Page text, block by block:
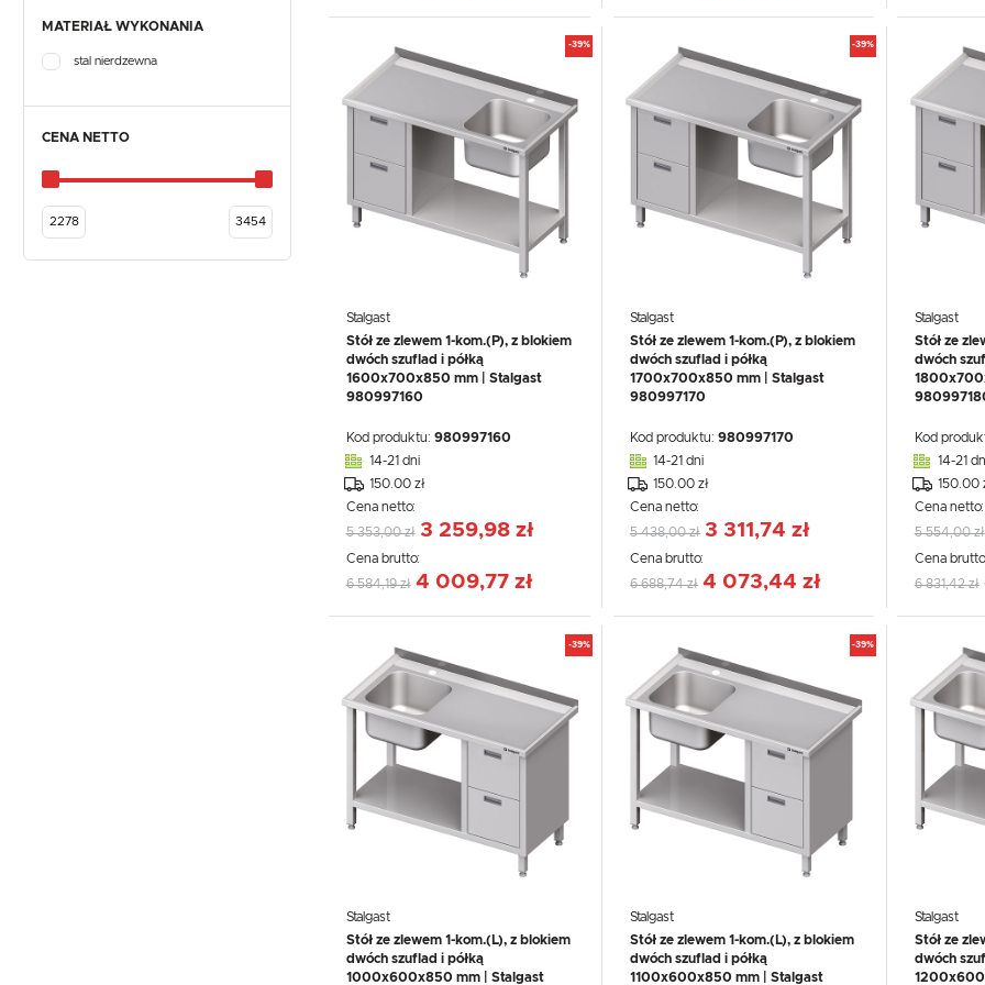
MATERIAŁ WYKONANIA
stal nierdzewna
CENA NETTO
-39%
Stalgast
Stół ze zlewem 1-kom.(P), z blokiem
dwóch szuflad i półką
1600x700x850 mm | Stalgast
980997160
Kod produktu: 980997160
14-21 dni
150.00 zł
Cena netto:
5 353,00 zł 3 259,98 zł
Cena brutto:
6 584,19 zł 4 009,77 zł
-39%
Stalgast
Stół ze zlewem 1-kom.(P), z blokiem
dwóch szuflad i półką
1700x700x850 mm | Stalgast
980997170
Kod produktu:980997170
14-21 dni
150.00 zł
Cena netto:
5 438,00 zł 3 311,74 zł
Cena brutto:
6 688,74 zł 4 073,44 zł
Stalgast
Stół ze
dwóch
Kod
14-21
150.00
Cena
5 554,00 zł
Cena
6 831,42 zł
-39%
Stalgast
Stół ze zlewem 1-kom.(L), z blokiem
dwóch szuflad i półką
1000x600x850 mm | Stalgast
-39%
Stalgast
Stół ze zlewem 1-kom.(L), z blokiem
dwóch szuflad i półką
1100x600x850 mm | Stalgast
Stalgast
Stół ze
dwóch